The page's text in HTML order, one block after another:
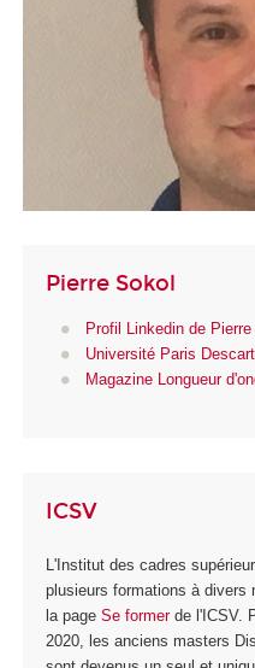
Pierre Sokol
Profil Linkedin de
Université Paris
Magazine Longueur
ICSV
L'Institut des cadres
plusieurs formations à divers
la page Se formerde l'ICSV.
2020, les anciens masters